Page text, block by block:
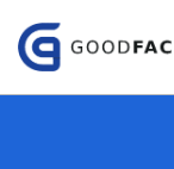
至
主